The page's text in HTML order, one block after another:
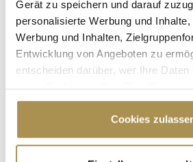
Gerät zu speichern und darauf
personalisierte Werbung und
Werbung und Inhalten,
Entwicklung von Angeboten zu
entscheiden darüber, wer Ihre
Cookie-Erklärung oder durch
Trigger Symbol ändern oder
Cookies
Advertisement